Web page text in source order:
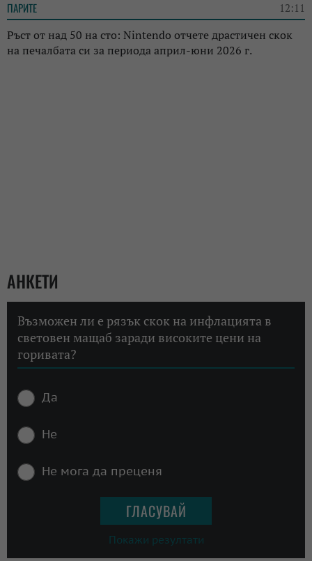
ПАРИТЕ 12:11
Ръст от над 50 на сто: Nintendo отчете драстичен скок
на печалбата си за периода април-юни 2026 г.
АНКЕТИ
Възможен ли е рязък скок на инфлацията в
световен мащаб заради високите цени на
горивата?
Да
Не
Не мога да преценя
Покажи резултати